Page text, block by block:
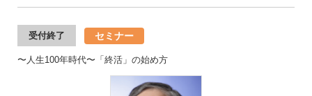
受付終了 セミナー
〜人生100年時代〜「終活」の始め方